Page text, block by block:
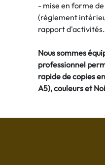
- mise en forme
(règlement
rapport
Nous sommes
professionnel
rapide de copies
A5), couleurs et